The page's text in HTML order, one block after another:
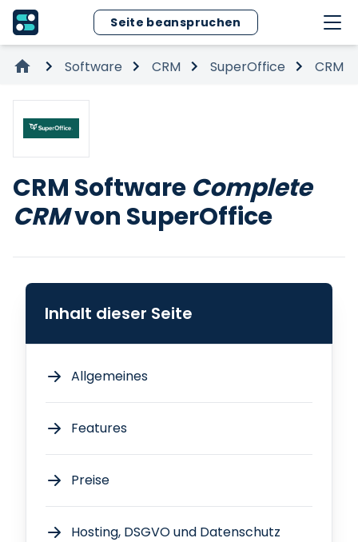
Seite beanspruchen
Software CRM SuperOffice CRM
CRM Software Complete
CRMvon SuperOffice
Inhalt dieser Seite
Allgemeines
Features
Preise
Hosting, DSGVO und Datenschutz